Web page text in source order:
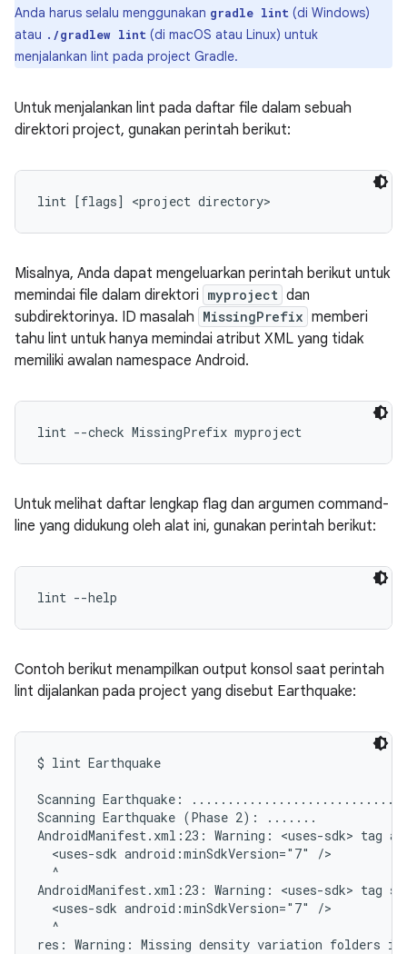
Anda harus selalu menggunakan gradle lint (di Windows)
atau ./gradlew lint (di macOS atau Linux) untuk
menjalankan lint pada project Gradle.
Untuk menjalankan lint pada daftar file dalam sebuah
direktori project, gunakan perintah berikut:
lint [flags] <project directory>
Misalnya, Anda dapat mengeluarkan perintah berikut untuk
memindai file dalam direktori myproject dan
subdirektorinya. ID masalah MissingPrefix memberi
tahu lint untuk hanya memindai atribut XML yang tidak
memiliki awalan namespace Android.
lint --check MissingPrefix myproject
Untuk melihat daftar lengkap flag dan argumen command-
line yang didukung oleh alat ini, gunakan perintah berikut:
lint --help
Contoh berikut menampilkan output konsol saat perintah
lint dijalankan pada project yang disebut Earthquake:
$ lint Earthquake
Scanning Earthquake:
Scanning Earthquake (Phase 2): .......
AndroidManifest.xml:23: Warning: <uses-sdk> tag
  <uses-sdk android:minSdkVersion="7" />
  ^
AndroidManifest.xml:23: Warning: <uses-sdk>
  <uses-sdk android:minSdkVersion="7" />
  ^
res: Warning: Missing density variation folders in